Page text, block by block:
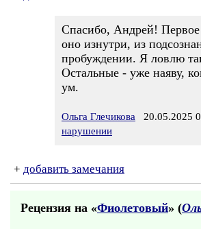
Спасибо, Андрей! Первое
оно изнутри, из
пробуждении. Я ловлю
Остальные - уже наяву,
ум.
Ольга Глечикова 20.05.2025
нарушении
+ добавить замечания
Рецензия на «Фиолетовый» (